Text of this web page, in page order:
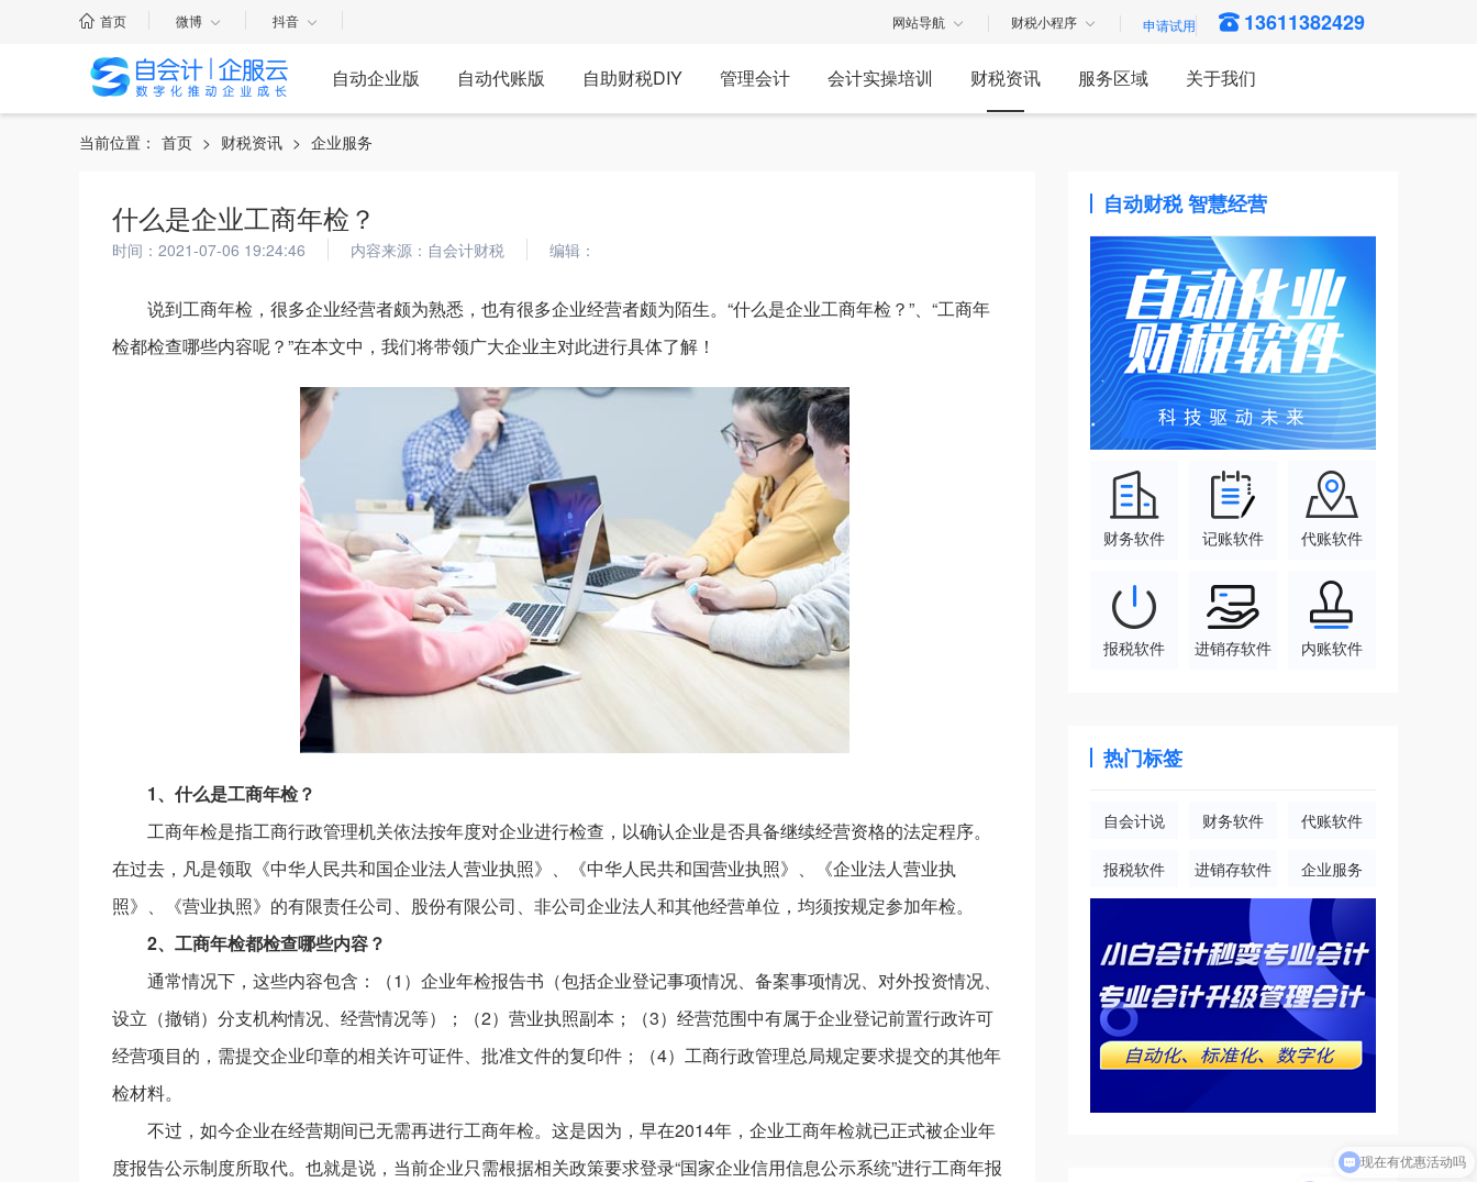
首页 微博 抖音 网站导航 财税小程序 13611382429
自动企业版 自动代账版 自助财税DIY 管理会计 会计实操培训 财税资讯 服务区域 关于我们
当前位置： 首页 > 财税资讯 > 企业服务
什么是企业工商年检？
时间：2021-07-06 19:24:46 内容来源：自会计财税 编辑：
说到工商年检，很多企业经营者颇为熟悉，也有很多企业经营者颇为陌生。“什么是企业工商年检？”、“工商年
检都检查哪些内容呢？”在本文中，我们将带领广大企业主对此进行具体了解！
1、什么是工商年检？
工商年检是指工商行政管理机关依法按年度对企业进行检查，以确认企业是否具备继续经营资格的法定程序。
在过去，凡是领取《中华人民共和国企业法人营业执照》、《中华人民共和国营业执照》、《企业法人营业执
照》、《营业执照》的有限责任公司、股份有限公司、非公司企业法人和其他经营单位，均须按规定参加年检。
2、工商年检都检查哪些内容？
通常情况下，这些内容包含：（1）企业年检报告书（包括企业登记事项情况、备案事项情况、对外投资情况、
设立（撤销）分支机构情况、经营情况等）；（2）营业执照副本；（3）经营范围中有属于企业登记前置行政许可
经营项目的，需提交企业印章的相关许可证件、批准文件的复印件；（4）工商行政管理总局规定要求提交的其他年
检材料。
不过，如今企业在经营期间已无需再进行工商年检。这是因为，早在2014年，企业工商年检就已正式被企业年
度报告公示制度所取代。也就是说，当前企业只需根据相关政策要求登录“国家企业信用信息公示系统”进行工商年报
自动财税 智慧经营
财务软件 记账软件 代账软件
报税软件 进销存软件 内账软件
热门标签
自会计说 财务软件 代账软件
报税软件 进销存软件 企业服务
可以介绍下你们的产品么